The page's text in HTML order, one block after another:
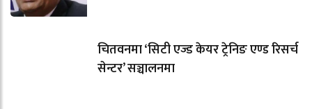
चितवनमा ‘सिटी एज्ड केयर ट्रेनिङ एण्ड रिसर्च
सेन्टर’ सञ्चालनमा